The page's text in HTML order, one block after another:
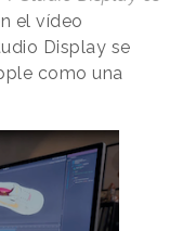
el vídeo
Display se
como una